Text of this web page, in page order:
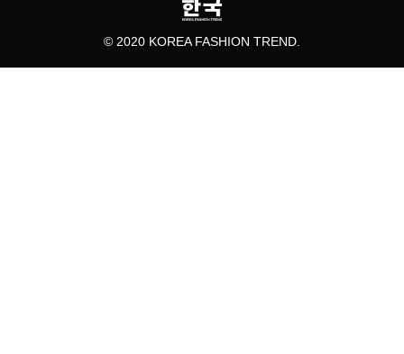
© 2020 KOREA FASHION TREND.